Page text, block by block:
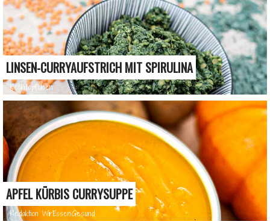
LINSEN-CURRYAUFSTRICH MIT SPIRULINA
Kochtöpfchen
APFEL KÜRBIS CURRYSUPPE
Redaktion WirEssenGesund